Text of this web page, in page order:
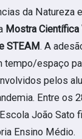
da Natureza
Mostra
STEAM. A
tempo/espaço
pelos
Entre os
João Sato
Ensino Médio.